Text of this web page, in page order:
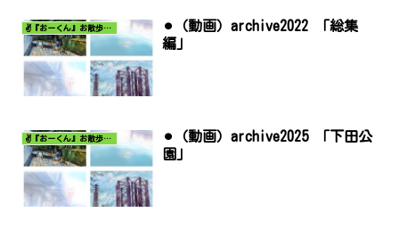
おしょう住...
✌️『おーくん』お散歩日記〜どんな出会いがあるだろう〜
⚫︎（動画）archive2022 「総集
編」
✌️『おーくん』お散歩日記〜どんな出会いがあるだろう〜
⚫︎（動画）archive2025 「下田公
園」